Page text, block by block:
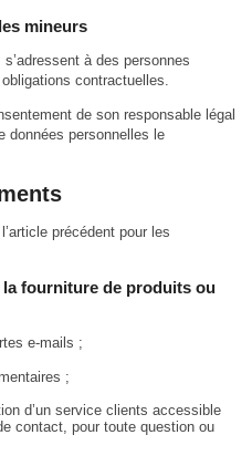
mineurs
à des personnes
contractuelles.
de son responsable légal
données personnelles le
précédent pour les
la fourniture de produits ou
e-mails ;
;
d’un service clients accessible
contact, pour toute question ou